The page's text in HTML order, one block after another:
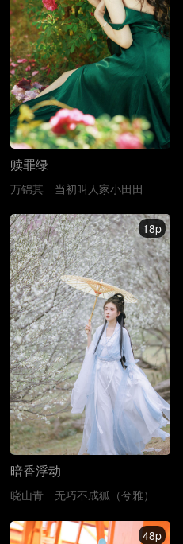
赎罪绿
万锦其 当初叫人家小田田
18p
暗香浮动
晓山青 无巧不成狐（兮雅）
48p